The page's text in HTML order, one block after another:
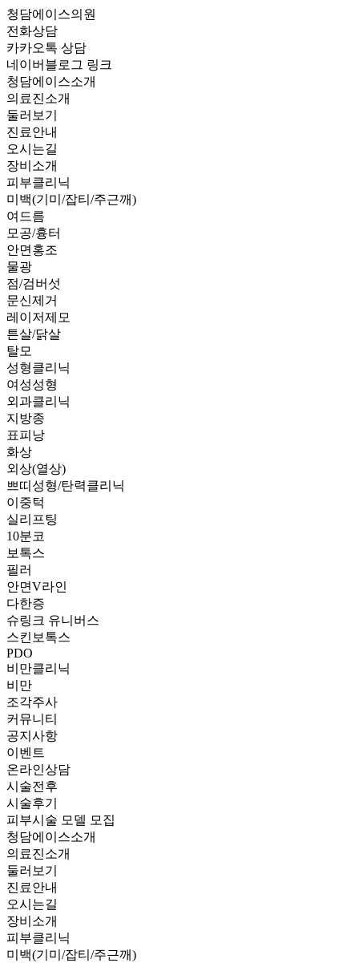
청담에이스의원
전화상담
카카오톡 상담
네이버블로그 링크
청담에이스소개
의료진소개
둘러보기
진료안내
오시는길
장비소개
피부클리닉
미백(기미/잡티/주근깨)
여드름
모공/흉터
안면홍조
물광
점/검버섯
문신제거
레이저제모
튼살/닭살
탈모
성형클리닉
여성성형
외과클리닉
지방종
표피낭
화상
외상(열상)
쁘띠성형/탄력클리닉
이중턱
실리프팅
10분코
보톡스
필러
안면V라인
다한증
슈링크 유니버스
스킨보톡스
PDO
비만클리닉
비만
조각주사
커뮤니티
공지사항
이벤트
온라인상담
시술전후
시술후기
피부시술 모델 모집
청담에이스소개
의료진소개
둘러보기
진료안내
오시는길
장비소개
피부클리닉
미백(기미/잡티/주근깨)